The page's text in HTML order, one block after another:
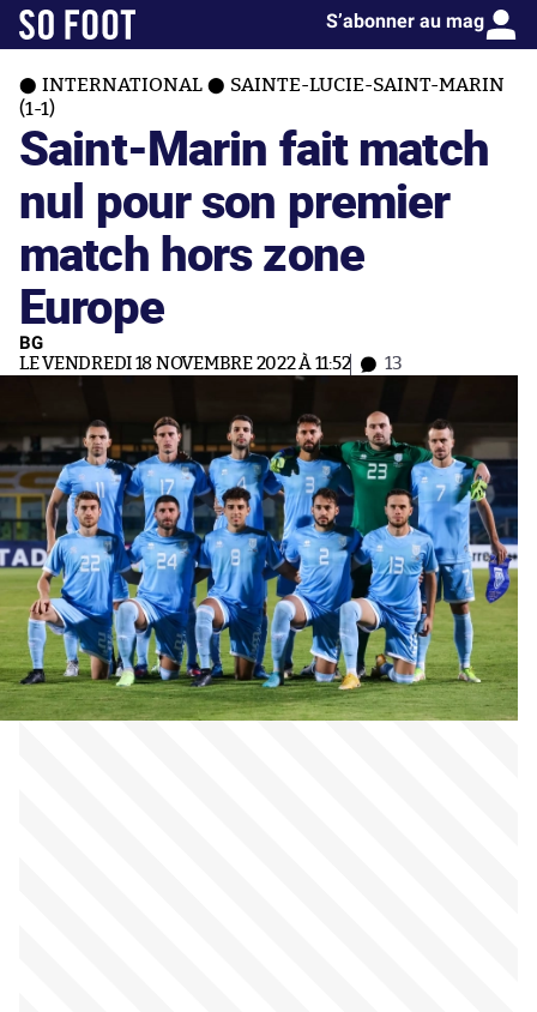
S’abonner au mag
INTERNATIONAL
SAINTE-LUCIE-SAINT-MARIN
(1-1)
Saint-Marin fait match
nul pour son premier
match hors zone
Europe
BG
LE VENDREDI 18 NOVEMBRE 2022 À 11:52 13